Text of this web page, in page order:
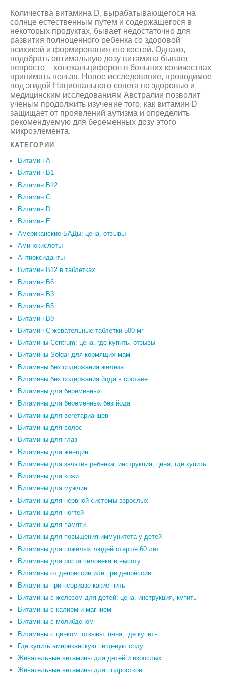
Количества витамина D, вырабатывающегося на
солнце естественным путем и содержащегося в
некоторых продуктах, бывает недостаточно для
развития полноценного ребенка со здоровой
психикой и формирования его костей. Однако,
подобрать оптимальную дозу витамина бывает
непросто – холекальциферол в больших количествах
принимать нельзя. Новое исследование, проводимое
под эгидой Национального совета по здоровью и
медицинским исследованиям Австралии позволит
ученым продолжить изучение того, как витамин D
защищает от проявлений аутизма и определить
рекомендуемую для беременных дозу этого
микроэлемента.
КАТЕГОРИИ
Витамин A
Витамин B1
Витамин B12
Витамин C
Витамин D
Витамин Е
Американские БАДы: цена, отзывы
Аминокислоты
Антиоксиданты
Витамин B12 в таблетках
Витамин B6
Витамин В3
Витамин В5
Витамин В9
Витамин С жевательные таблетки 500 мг
Витамины Centrum: цена, где купить, отзывы
Витамины Solgar для кормящих мам
Витамины без содержания железа
Витамины без содержания йода в составе
Витамины для беременных
Витамины для беременных без йода
Витамины для вегетарианцев
Витамины для волос
Витамины для глаз
Витамины для женщин
Витамины для зачатия ребенка: инструкция, цена, где купить
Витамины для кожи
Витамины для мужчин
Витамины для нервной системы взрослых
Витамины для ногтей
Витамины для памяти
Витамины для повышения иммунитета у детей
Витамины для пожилых людей старше 60 лет
Витамины для роста человека в высоту
Витамины от депрессии или при депрессии
Витамины при псориазе какие пить
Витамины с железом для детей: цена, инструкция, купить
Витамины с калием и магнием
Витамины с молибденом
Витамины с цинком: отзывы, цена, где купить
Где купить американскую пищевую соду
Жевательные витамины для детей и взрослых
Жевательные витамины для подростков